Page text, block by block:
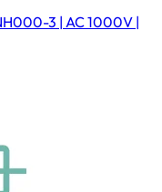
3 | AC 1000V |